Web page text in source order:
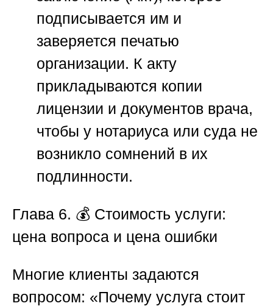
подписывается им и
заверяется печатью
организации. К акту
прикладываются копии
лицензии и документов врача,
чтобы у нотариуса или суда не
возникло сомнений в их
подлинности.
Глава 6. 💰 Стоимость услуги:
цена вопроса и цена ошибки
Многие клиенты задаются
вопросом: «Почему услуга стоит